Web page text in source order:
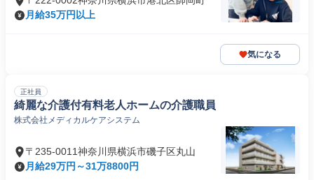
月給35万円以上
気になる
正社員
綺麗な介護付有料老人ホームの介護職員
株式会社メディカルケアシステム
〒235-0011神奈川県横浜市磯子区丸山
月給29万円～31万8800円